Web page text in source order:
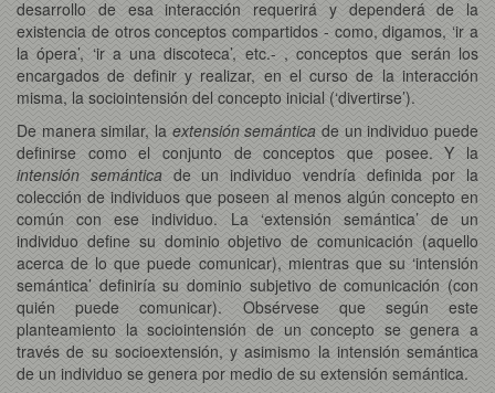
desarrollo de esa interacción requerirá y dependerá de la
existencia de otros conceptos compartidos - como, digamos, ‘ir a
la ópera’, ‘ir a una discoteca’, etc.- , conceptos que serán los
encargados de definir y realizar, en el curso de la interacción
misma, la sociointensión del concepto inicial (‘divertirse’).
De manera similar, la extensión semántica de un individuo puede
definirse como el conjunto de conceptos que posee. Y la
intensión semántica de un individuo vendría definida por la
colección de individuos que poseen al menos algún concepto en
común con ese individuo. La ‘extensión semántica’ de un
individuo define su dominio objetivo de comunicación (aquello
acerca de lo que puede comunicar), mientras que su ‘intensión
semántica’ definiría su dominio subjetivo de comunicación (con
quién puede comunicar). Obsérvese que según este
planteamiento la sociointensión de un concepto se genera a
través de su socioextensión, y asimismo la intensión semántica
de un individuo se genera por medio de su extensión semántica.